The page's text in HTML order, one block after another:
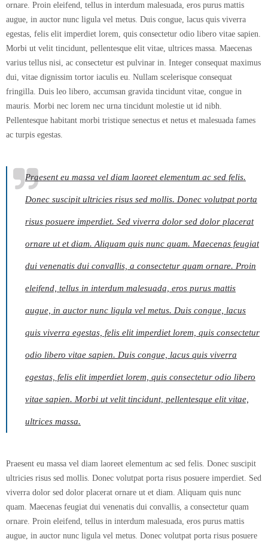
ornare. Proin eleifend, tellus in interdum malesuada, eros purus mattis
augue, in auctor nunc ligula vel metus. Duis congue, lacus quis viverra
egestas, felis elit imperdiet lorem, quis consectetur odio libero vitae sapien.
Morbi ut velit tincidunt, pellentesque elit vitae, ultrices massa. Maecenas
varius tellus nisi, ac consectetur est pulvinar in. Integer consequat maximus
dui, vitae dignissim tortor iaculis eu. Nullam scelerisque consequat
fringilla. Duis leo libero, accumsan gravida tincidunt vitae, congue in
mauris. Morbi nec lorem nec urna tincidunt molestie ut id nibh.
Pellentesque habitant morbi tristique senectus et netus et malesuada fames
ac turpis egestas.
Praesent eu massa vel diam laoreet elementum ac sed felis.
Donec suscipit ultricies risus sed mollis. Donec volutpat porta
risus posuere imperdiet. Sed viverra dolor sed dolor placerat
ornare ut et diam. Aliquam quis nunc quam. Maecenas feugiat
dui venenatis dui convallis, a consectetur quam ornare. Proin
eleifend, tellus in interdum malesuada, eros purus mattis
augue, in auctor nunc ligula vel metus. Duis congue, lacus
quis viverra egestas, felis elit imperdiet lorem, quis consectetur
odio libero vitae sapien. Duis congue, lacus quis viverra
egestas, felis elit imperdiet lorem, quis consectetur odio libero
vitae sapien. Morbi ut velit tincidunt, pellentesque elit vitae,
ultrices massa.
Praesent eu massa vel diam laoreet elementum ac sed felis. Donec suscipit
ultricies risus sed mollis. Donec volutpat porta risus posuere imperdiet. Sed
viverra dolor sed dolor placerat ornare ut et diam. Aliquam quis nunc
quam. Maecenas feugiat dui venenatis dui convallis, a consectetur quam
ornare. Proin eleifend, tellus in interdum malesuada, eros purus mattis
augue, in auctor nunc ligula vel metus. Donec volutpat porta risus posuere